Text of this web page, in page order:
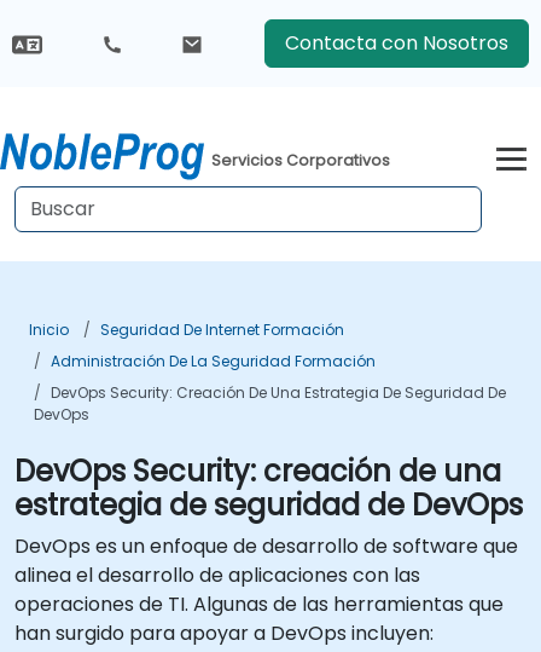
Contacta con Nosotros
Servicios Corporativos
Inicio
Seguridad De Internet Formación
Administración De La Seguridad Formación
DevOps Security: Creación De Una Estrategia De Seguridad De
DevOps
DevOps Security: creación de una
estrategia de seguridad de DevOps
DevOps es un enfoque de desarrollo de software que
alinea el desarrollo de aplicaciones con las
operaciones de TI. Algunas de las herramientas que
han surgido para apoyar a DevOps incluyen: